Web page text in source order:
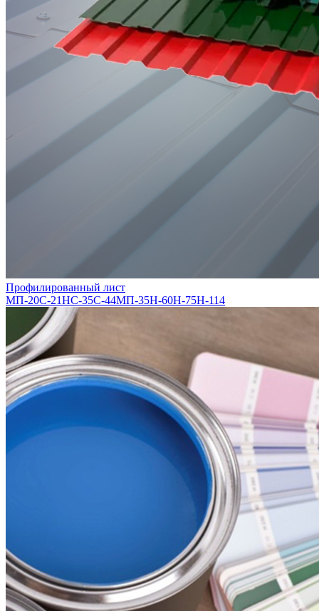
Профилированный лист
МП-20С-21НС-35С-44МП-35Н-60Н-75Н-114